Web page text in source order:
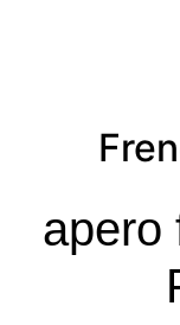
apero